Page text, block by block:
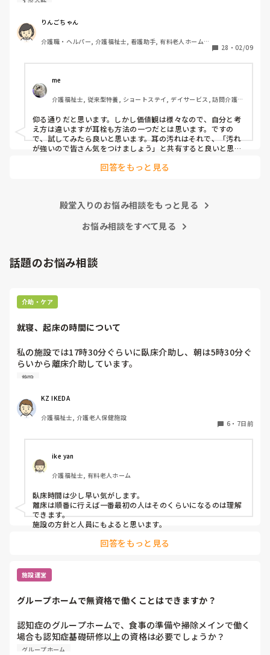
思ったのですがパートなためあまり強く言えず…
また洗髪後どうやら耳を拭いてない様子。あとから耳を拭い
て欲しいと言われて拭くととても汚いのですが、耳栓よりも
耳栓の管理も大変だと思いますし（衛生的に消毒なども必要
かと）、皆さんどう思われますか？
入浴介助
りんごちゃん
介護職・ヘルパー, 介護福祉士, 看護助手, 有料老人ホーム,
28 ・ 02/09
me
介護福祉士, 従来型特養, ショートステイ, デイサービス, 訪問介護,
仰る通りだと思います。しかし価値観は様々なので、自分と考
え方は違いますが耳栓も方法の一つだとは思います。ですの
で、試してみたら良いと思います。耳の汚れはそれで、「汚れ
が強いので皆さん気をつけましょう」と共有すると良いと思い
回答をもっと見る
殿堂入りのお悩み相談をもっと見る
お悩み相談をすべて見る
話題のお悩み相談
介助・ケア
就寝、起床の時間について
私の施設では17時30分ぐらいに臥床介助し、朝は5時30分ぐ
らいから離床介助しています。
順番は当然、身体状態や体調面を考慮して決めています。そ
が、みなさんの施設は何時ごろから臥床、離床されてます
か？
施設
KZ IKEDA
介護福祉士, 介護老人保健施設
6 ・ 7日前
ike yan
介護福祉士, 有料老人ホーム
臥床時間は少し早い気がします。
離床は順番に行えば一番最初の人はそのくらいになるのは理解
できます。
施設の方針と人員にもよると思います。
回答をもっと見る
施設運営
グループホームで無資格で働くことはできますか？
認知症のグループホームで、食事の準備や掃除メインで働く
場合も認知症基礎研修以上の資格は必要でしょうか？
無資格でも大丈夫でしょうか？
グループホーム